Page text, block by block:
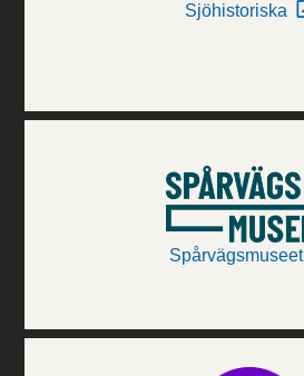
Sjöhistoriska
Spårvägsmuseet